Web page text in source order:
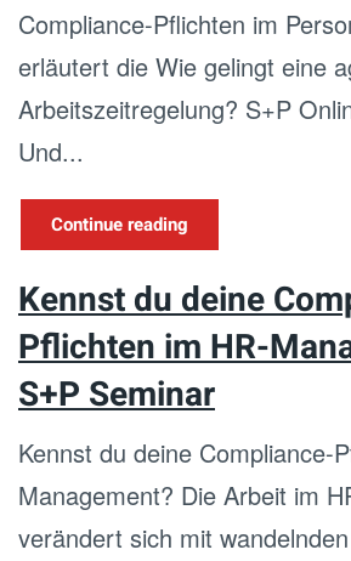
Compliance-Pflichten im
erläutert die Wie gelingt eine
Arbeitszeitregelung? S+P
Und...
Continue reading
Kennst du deine
Pflichten im HR-
S+P Seminar
Kennst du deine Compliance-
Management? Die Arbeit im
verändert sich mit wandelnden